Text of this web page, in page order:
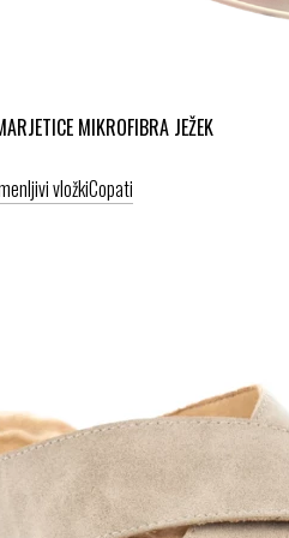
MIKROFIBRA JEŽEK
vložkiCopati